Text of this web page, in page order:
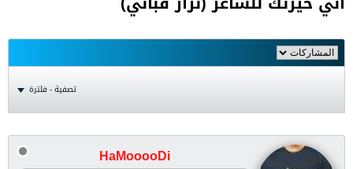
تصفية - فلترة
HaMooooDi